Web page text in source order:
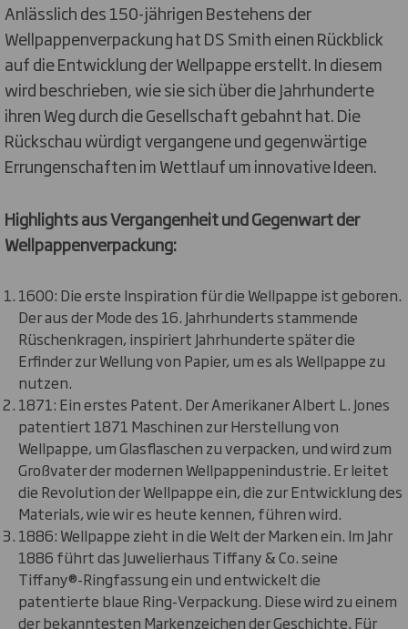
Anlässlich des 150-jährigen Bestehens der
Wellpappenverpackung hat DS Smith einen Rückblick
auf die Entwicklung der Wellpappe erstellt. In diesem
wird beschrieben, wie sie sich über die Jahrhunderte
ihren Weg durch die Gesellschaft gebahnt hat. Die
Rückschau würdigt vergangene und gegenwärtige
Errungenschaften im Wettlauf um innovative Ideen.
Highlights aus Vergangenheit und Gegenwart der
Wellpappenverpackung:
1600: Die erste Inspiration für die Wellpappe ist geboren.
Der aus der Mode des 16. Jahrhunderts stammende
Rüschenkragen, inspiriert Jahrhunderte später die
Erfinder zur Wellung von Papier, um es als Wellpappe zu
nutzen.
1871: Ein erstes Patent. Der Amerikaner Albert L. Jones
patentiert 1871 Maschinen zur Herstellung von
Wellpappe, um Glasflaschen zu verpacken, und wird zum
Großvater der modernen Wellpappenindustrie. Er leitet
die Revolution der Wellpappe ein, die zur Entwicklung des
Materials, wie wir es heute kennen, führen wird.
1886: Wellpappe zieht in die Welt der Marken ein. Im Jahr
1886 führt das Juwelierhaus Tiffany & Co. seine
Tiffany®-Ringfassung ein und entwickelt die
patentierte blaue Ring-Verpackung. Diese wird zu einem
der bekanntesten Markenzeichen der Geschichte. Für